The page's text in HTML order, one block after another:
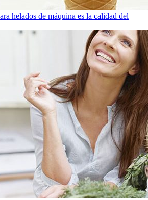
helados de máquina es la calidad del